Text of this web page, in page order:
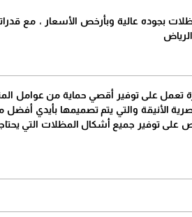
بجوده عالية وبأرخص الأسعار ، مع
تعمل على توفير أقصي حماية من عوامل
الأنيقة والتي يتم تصميمها بأيدي
على توفير جميع أشكال المظلات التي